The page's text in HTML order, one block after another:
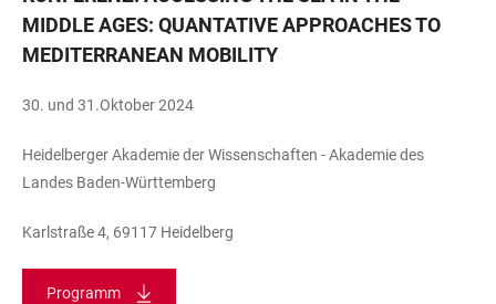
MIDDLE AGES: QUANTATIVE APPROACHES TO
MEDITERRANEAN MOBILITY
30. und 31.Oktober 2024
Heidelberger Akademie der Wissenschaften - Akademie des
Landes Baden-Württemberg
Karlstraße 4, 69117 Heidelberg
Programm